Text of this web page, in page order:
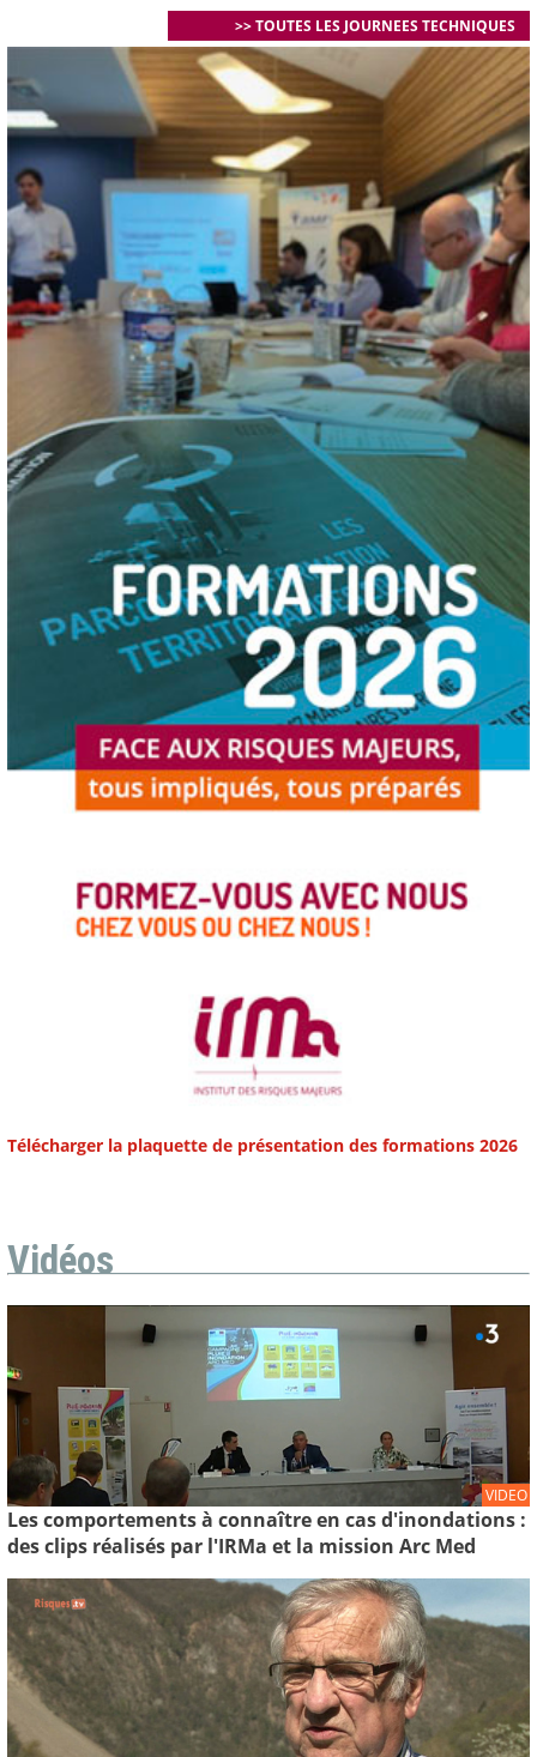
>> TOUTES LES JOURNEES TECHNIQUES
Télécharger la plaquette de présentation des formations 2026
Vidéos
VIDEO
Les comportements à connaître en cas d'inondations :
des clips réalisés par l'IRMa et la mission Arc Med